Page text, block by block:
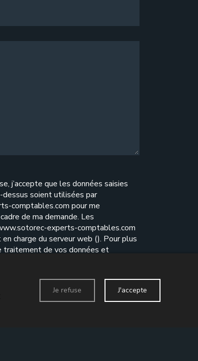
j’accepte que les données saisies
dessus soient utilisées par
comptables.com pour me
de ma demande. Les
experts-comptables.com
charge du serveur web (). Pour plus
traitement de vos données et
le formulaire
Je refuse J'accepte